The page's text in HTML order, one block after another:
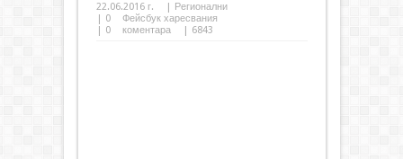
22.06.2016 г.
Регионални
0
Фейсбук харесвания
0 коментара | 6843